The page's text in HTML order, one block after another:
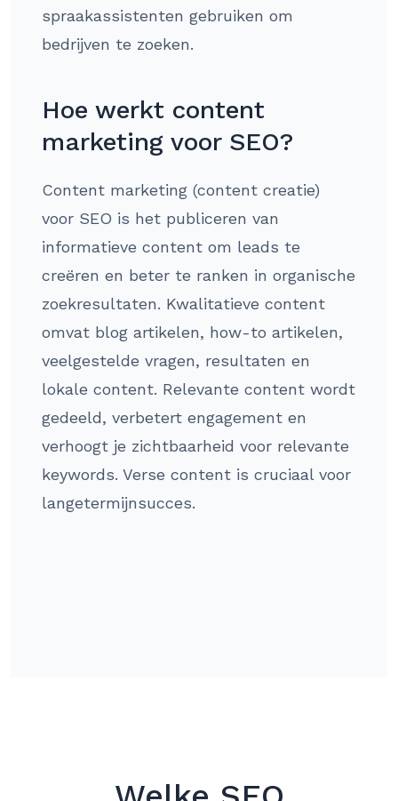
spraakassistenten gebruiken om
bedrijven te zoeken.
Hoe werkt content
marketing voor SEO?
Content marketing (content creatie)
voor SEO is het publiceren van
informatieve content om leads te
creëren en beter te ranken in organische
zoekresultaten. Kwalitatieve content
omvat blog artikelen, how-to artikelen,
veelgestelde vragen, resultaten en
lokale content. Relevante content wordt
gedeeld, verbetert engagement en
verhoogt je zichtbaarheid voor relevante
keywords. Verse content is cruciaal voor
langetermijnsucces.